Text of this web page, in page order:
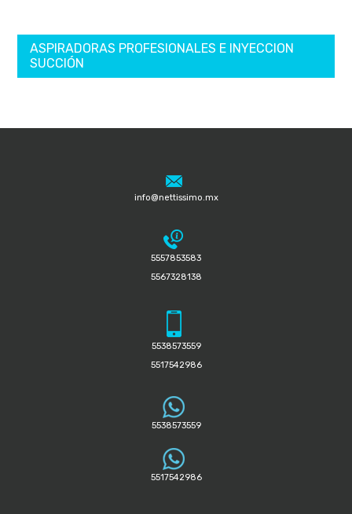
ASPIRADORAS PROFESIONALES E INYECCION
SUCCIÓN
info@nettissimo.mx
5557853583
5567328138
5538573559
5517542986
5538573559
5517542986